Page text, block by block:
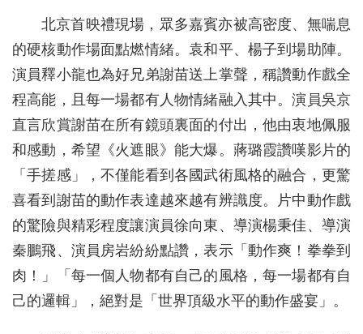
北京首映禮現場，眾多嘉賓亦被高密度、無喘息
的硬核動作場面點燃情緒。袁和平、楊子到場助陣。
演員釋小龍也為好兄弟謝苗送上掌聲，稱讚動作戲全
程高能，且每一場都有人物情緒融入其中。演員吳京
直言欣賞謝苗在所有鏡頭裏面的付出，他由衷地佩服
和感動，希望《火遮眼》能大爆。蔣璐霞讚嘆影片的
「手搓感」，不僅能看到各國武術風格的融合，更驚
喜看到謝苗的動作表達越來越有辨識度。片中動作戲
的驚險與精彩程度讓演員徐向東、導演楊秉佳、導演
秦鵬飛、演員房岩紛紛點讚，表示「動作爽！拳拳到
肉！」「每一個人物都有自己的風格，每一場都有自
己的邏輯」，絕對是「世界頂級水平的動作盛宴」。